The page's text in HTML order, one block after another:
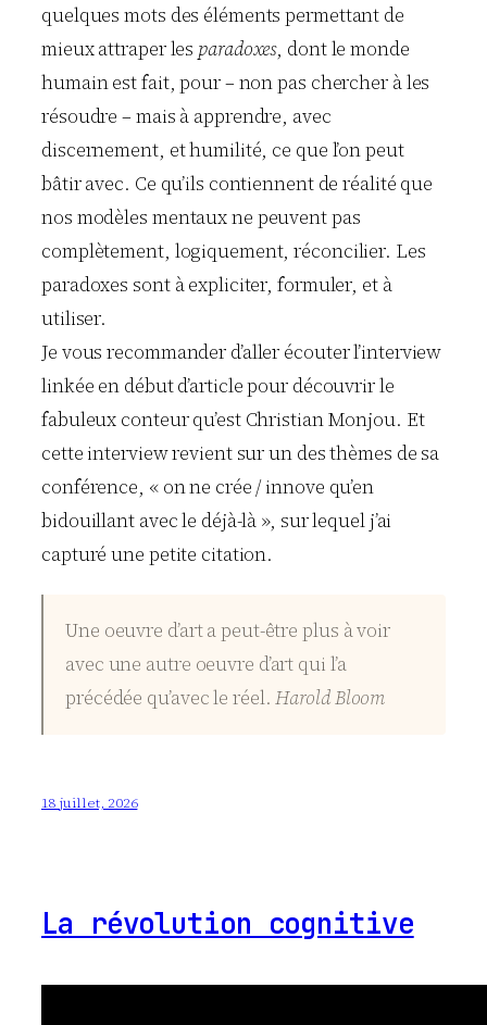
quelques mots des éléments permettant de
mieux attraper les paradoxes, dont le monde
humain est fait, pour – non pas chercher à les
résoudre – mais à apprendre, avec
discernement, et humilité, ce que l’on peut
bâtir avec. Ce qu’ils contiennent de réalité que
nos modèles mentaux ne peuvent pas
complètement, logiquement, réconcilier. Les
paradoxes sont à expliciter, formuler, et à
utiliser.
Je vous recommander d’aller écouter l’interview
linkée en début d’article pour découvrir le
fabuleux conteur qu’est Christian Monjou. Et
cette interview revient sur un des thèmes de sa
conférence, « on ne crée / innove qu’en
bidouillant avec le déjà-là », sur lequel j’ai
capturé une petite citation.
Une oeuvre d’art a peut-être plus à voir
avec une autre oeuvre d’art qui l’a
précédée qu’avec le réel.Harold Bloom
18 juillet, 2026
La révolution cognitive